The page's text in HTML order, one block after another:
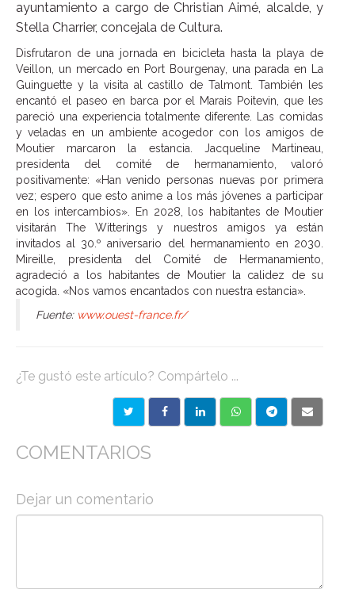
ayuntamiento a cargo de Christian Aimé, alcalde, y
Stella Charrier, concejala de Cultura.
Disfrutaron de una jornada en bicicleta hasta la playa de
Veillon, un mercado en Port Bourgenay, una parada en La
Guinguette y la visita al castillo de Talmont. También les
encantó el paseo en barca por el Marais Poitevin, que les
pareció una experiencia totalmente diferente. Las comidas
y veladas en un ambiente acogedor con los amigos de
Moutier marcaron la estancia. Jacqueline Martineau,
presidenta del comité de hermanamiento, valoró
positivamente: «Han venido personas nuevas por primera
vez; espero que esto anime a los más jóvenes a participar
en los intercambios». En 2028, los habitantes de Moutier
visitarán The Witterings y nuestros amigos ya están
invitados al 30.º aniversario del hermanamiento en 2030.
Mireille, presidenta del Comité de Hermanamiento,
agradeció a los habitantes de Moutier la calidez de su
acogida. «Nos vamos encantados con nuestra estancia».
Fuente: www.ouest-france.fr/
¿Te gustó este artículo? Compártelo ...
COMENTARIOS
Dejar un comentario